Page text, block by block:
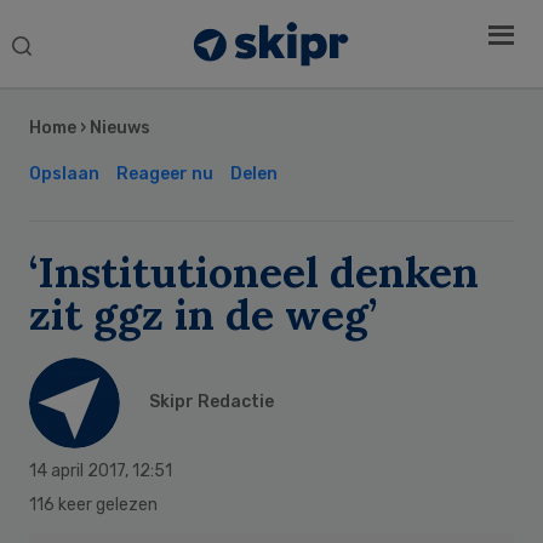
Search
Home › Nieuws
Opslaan Reageer nu Delen
‘Institutioneel denken
zit ggz in de weg’
Skipr Redactie
14 april 2017, 12:51
116 keer gelezen
Sidebar